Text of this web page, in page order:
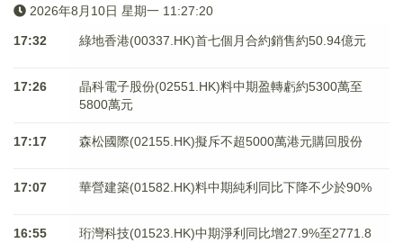
2026年8月10日 星期一 11:27:20
17:32 綠地香港(00337.HK)首七個月合約銷售約50.94億元
17:26
晶科電子股份(02551.HK)料中期盈轉虧約5300萬至
5800萬元
17:17 森松國際(02155.HK)擬斥不超5000萬港元購回股份
17:07 華營建築(01582.HK)料中期純利同比下降不少於90%
16:55
珩灣科技(01523.HK)中期淨利同比增27.9%至2771.8